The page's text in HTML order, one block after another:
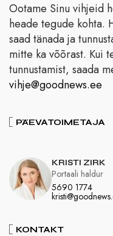
Ootame Sinu vihjeid
heade tegude kohta.
saad tänada ja
mitte ka võõrast. Kui
tunnustamist, saada
vihje@goodnews.ee
PÄEVATOIMETAJA
KRISTI ZIRK
5690 1774
Portaali haldur
KONTAKT